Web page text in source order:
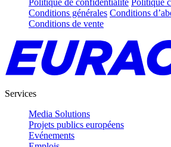
Politique de confidentialité Politique
Conditions générales Conditions
Conditions de vente
Services
Media Solutions
Projets publics européens
Evénements